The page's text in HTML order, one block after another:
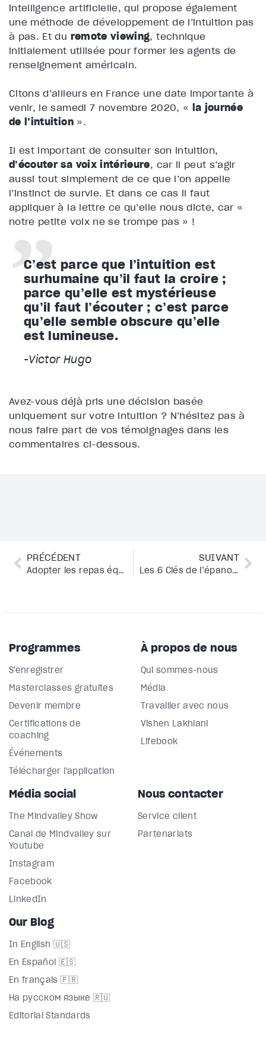
intelligence artificielle, qui propose également
une méthode de développement de l’intuition pas
à pas. Et du remote viewing, technique
initialement utilisée pour former les agents de
renseignement américain.
Citons d’ailleurs en France une date importante à
venir, le samedi 7 novembre 2020, « la journée
de l’intuition».
Il est important de consulter son intuition,
d’écouter sa voix intérieure, car il peut s’agir
aussi tout simplement de ce que l’on appelle
l’instinct de survie. Et dans ce cas il faut
appliquer à la lettre ce qu’elle nous dicte, car «
notre petite voix ne se trompe pas » !
C’est parce que l’intuition est
surhumaine qu’il faut la croire ;
parce qu’elle est mystérieuse
qu’il faut l’écouter ; c’est parce
qu’elle semble obscure qu’elle
est lumineuse.
-Victor Hugo
Avez-vous déjà pris une décision basée
uniquement sur votre intuition ? N’hésitez pas à
nous faire part de vos témoignages dans les
commentaires ci-dessous.
PRÉCÉDENT
Adopter les repas équilibrés pour en finir avec les diètes
SUIVANT
Les 6 Clés de l’épanouissement: comment trouver le bonheur
Programmes
S'enregistrer
Masterclasses gratuites
Devenir membre
Certifications de
coaching
Événements
Télécharger l'application
À propos de nous
Qui sommes-nous
Média
Travailler avec nous
Vishen Lakhiani
Lifebook
Média social
The Mindvalley Show
Canal de Mindvalley sur
Youtube
Instagram
Facebook
LinkedIn
Nous contacter
Service client
Partenariats
Our Blog
In English 🇺🇸
En Español 🇪🇸
En français 🇫🇷
На русском языке 🇷🇺
Editorial Standards